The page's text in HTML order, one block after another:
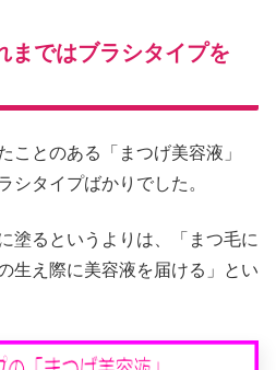
まではブラシタイプを
ことのある「まつげ美容液」
シタイプばかりでした。
塗るというよりは、「まつ毛に
生え際に美容液を届ける」とい